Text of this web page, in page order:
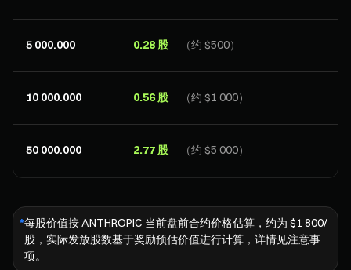
5 000.000 0.28 股 （约 $500）
10 000.000 0.56 股 （约 $1 000）
50 000.000 2.77 股 （约 $5 000）
*每股价值按 ANTHROPIC 当前盘前合约价格估算，约为 $1 800/
股，实际发放股数基于奖励预估价值进行计算，详情见注意事
项。